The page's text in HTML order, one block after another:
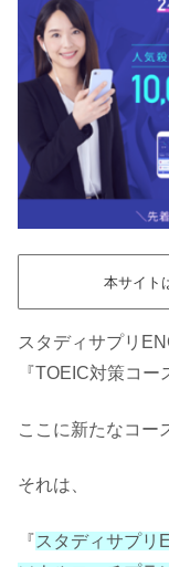
本サイト
スタディサプリ
『TOEIC対策コ
ここに新たなコー
それは、
『スタディサプリ